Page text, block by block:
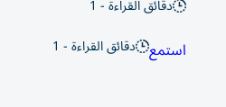
دقائق القراءة - 1
استمع دقائق القراءة - 1